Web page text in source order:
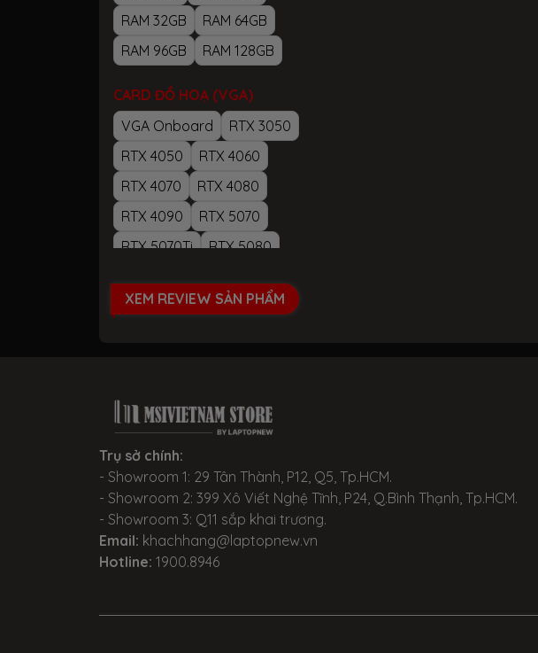
RAM 32GB
RAM 64GB
RAM 96GB
RAM 128GB
CARD ĐỒ HOẠ (VGA)
VGA Onboard
RTX 3050
RTX 4050
RTX 4060
RTX 4070
RTX 4080
RTX 4090
RTX 5070
RTX 5070Ti
RTX 5080
XEM REVIEW SẢN PHẨM
Trụ sở chính:
- Showroom 1: 29 Tân Thành, P12, Q5, Tp.HCM.
- Showroom 2: 399 Xô Viết Nghệ Tĩnh, P24, Q.Bình Thạnh, Tp.HCM.
- Showroom 3: Q11 sắp khai trương.
Email: khachhang@laptopnew.vn
Hotline: 1900.8946